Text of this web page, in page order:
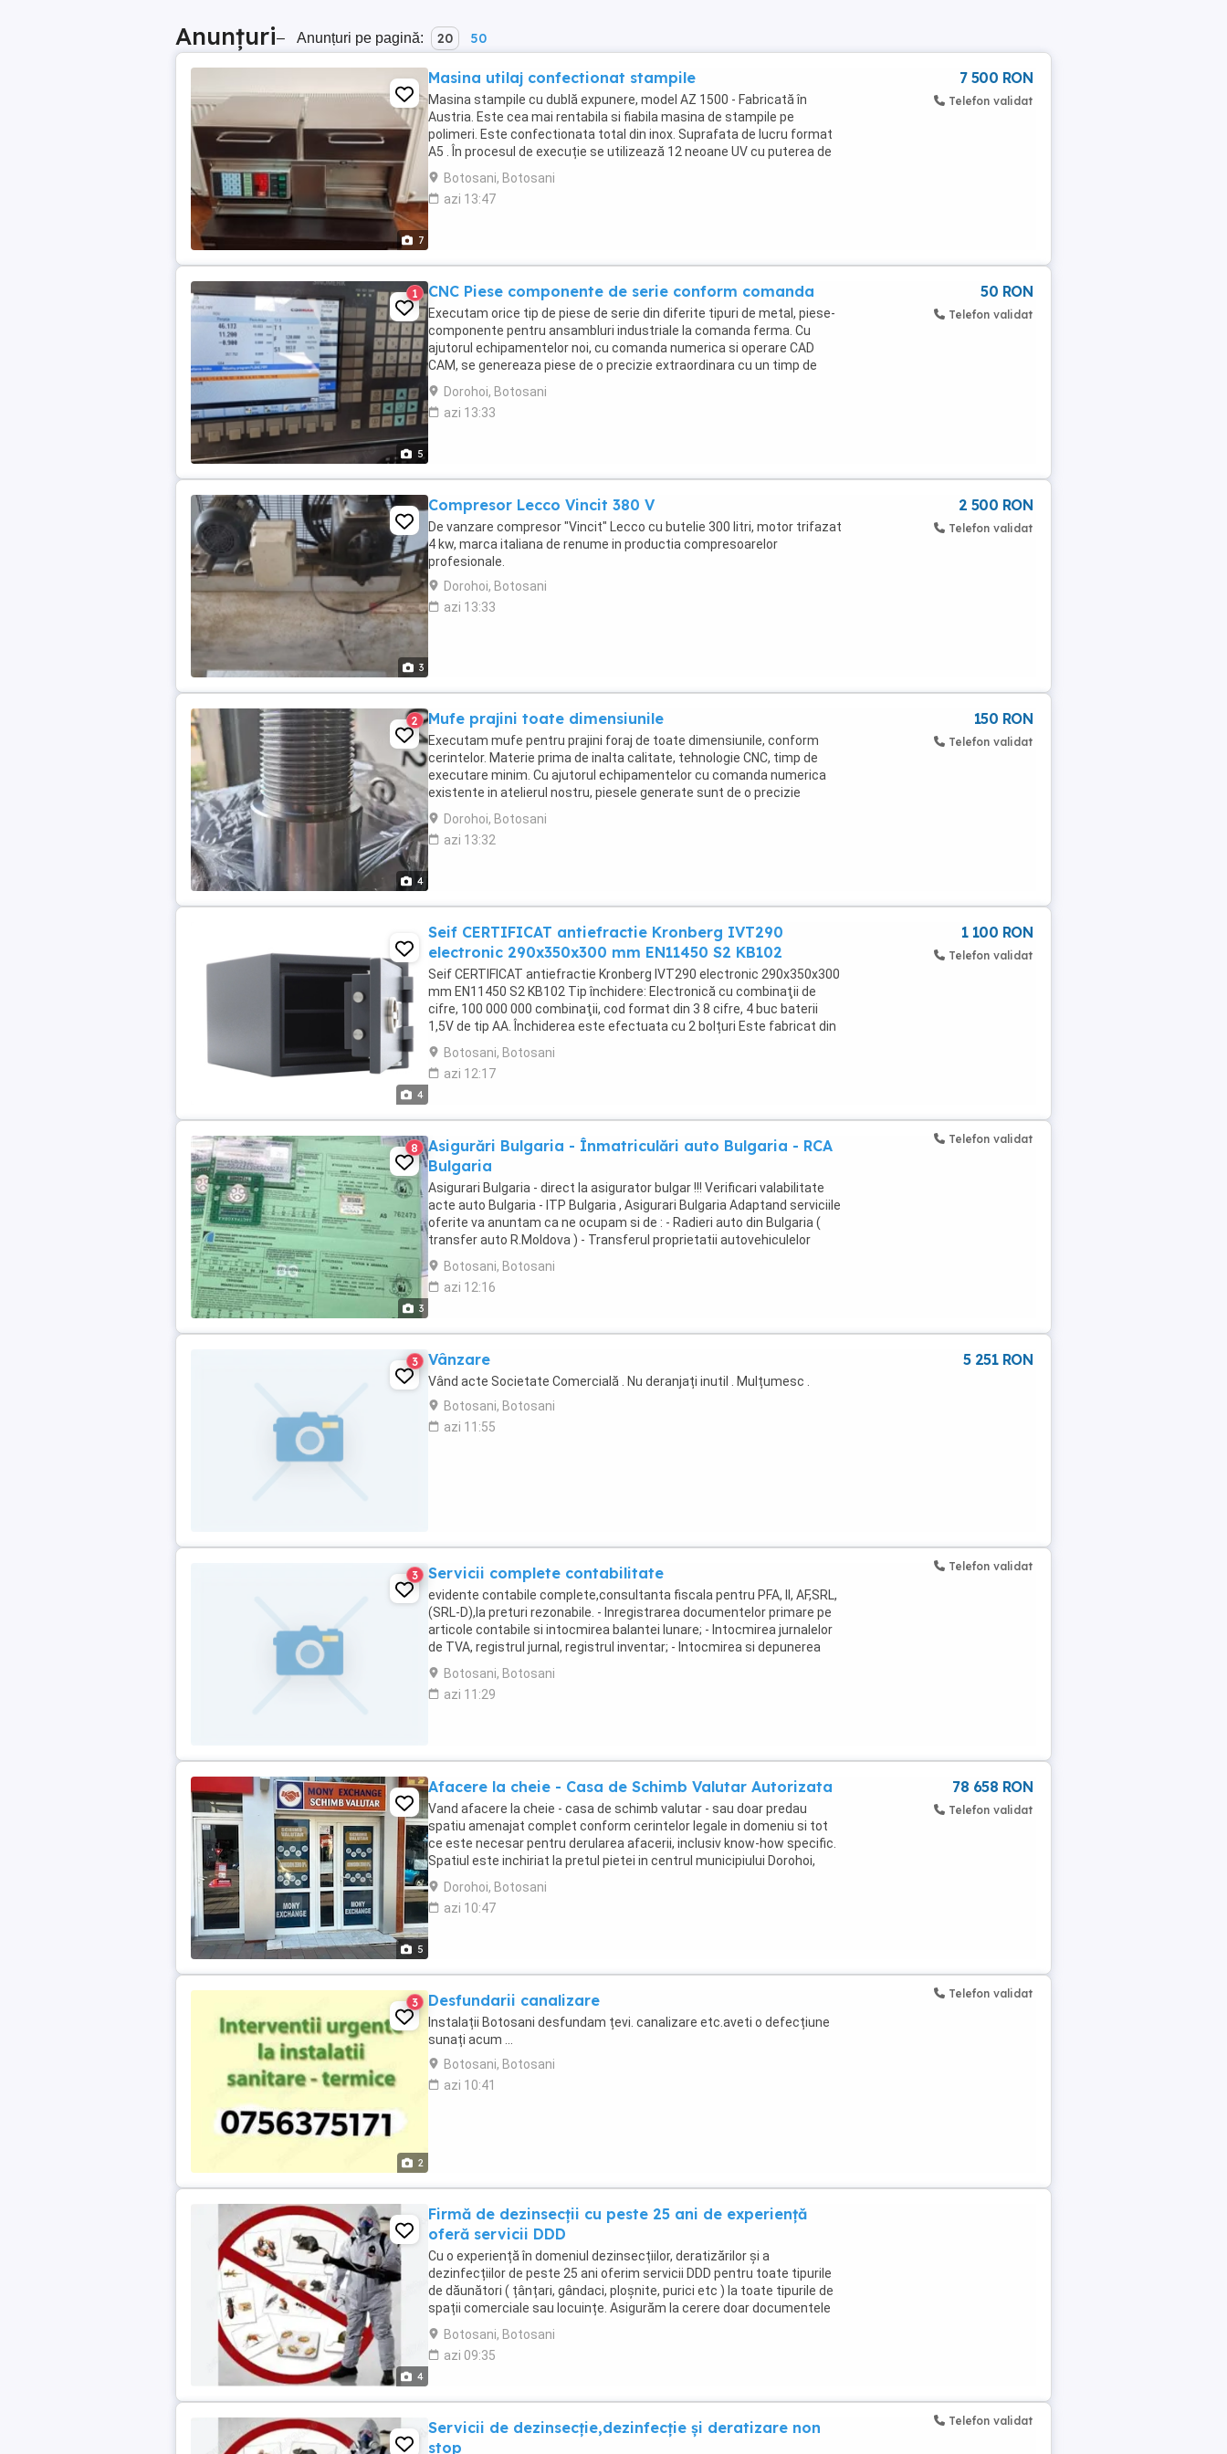
Anunțuri– Anunțuri pe pagină: 20 50
7
Masina utilaj confectionat stampile
Masina stampile cu dublă expunere, model AZ 1500 - Fabricată în
Austria. Este cea mai rentabila si fiabila masina de stampile pe
polimeri. Este confectionata total din inox. Suprafata de lucru format
A5 . În procesul de execuție se utilizează 12 neoane UV cu puterea de
11w fiecare. Timpul pentru executia ...
Botosani, Botosani
azi 13:47
7 500 RON
Telefon validat
5
1 CNC Piese componente de serie conform comanda
Executam orice tip de piese de serie din diferite tipuri de metal, piese-
componente pentru ansambluri industriale la comanda ferma. Cu
ajutorul echipamentelor noi, cu comanda numerica si operare CAD
CAM, se genereaza piese de o precizie extraordinara cu un timp de
executie extrem de scazut. Atelierul ...
Dorohoi, Botosani
azi 13:33
50 RON
Telefon validat
3
Compresor Lecco Vincit 380 V
De vanzare compresor "Vincit" Lecco cu butelie 300 litri, motor trifazat
4 kw, marca italiana de renume in productia compresoarelor
profesionale.
Dorohoi, Botosani
azi 13:33
2 500 RON
Telefon validat
4
2 Mufe prajini toate dimensiunile
Executam mufe pentru prajini foraj de toate dimensiunile, conform
cerintelor. Materie prima de inalta calitate, tehnologie CNC, timp de
executare minim. Cu ajutorul echipamentelor cu comanda numerica
existente in atelierul nostru, piesele generate sunt de o precizie
maxima. Documente fiscale si garantie ...
Dorohoi, Botosani
azi 13:32
150 RON
Telefon validat
4
Seif CERTIFICAT antiefractie Kronberg IVT290
electronic 290x350x300 mm EN11450 S2 KB102
Seif CERTIFICAT antiefractie Kronberg IVT290 electronic 290x350x300
mm EN11450 S2 KB102 Tip închidere: Electronică cu combinaţii de
cifre, 100 000 000 combinaţii, cod format din 3 8 cifre, 4 buc baterii
1,5V de tip AA. Închiderea este efectuata cu 2 bolțuri Este fabricat din
oțel. Corp cu perete ...
Botosani, Botosani
azi 12:17
1 100 RON
Telefon validat
3
8
Asigurări Bulgaria - Înmatriculări auto Bulgaria - RCA
Bulgaria
Asigurari Bulgaria - direct la asigurator bulgar !!! Verificari valabilitate
acte auto Bulgaria - ITP Bulgaria , Asigurari Bulgaria Adaptand serviciile
oferite va anuntam ca ne ocupam si de : - Radieri auto din Bulgaria (
transfer auto R.Moldova ) - Transferul proprietatii autovehiculelor
inmatriculate ...
Botosani, Botosani
azi 12:16
Telefon validat
3 Vânzare
Vând acte Societate Comercială . Nu deranjați inutil . Mulțumesc .
Botosani, Botosani
azi 11:55
5 251 RON
3 Servicii complete contabilitate
evidente contabile complete,consultanta fiscala pentru PFA, II, AF,SRL,
(SRL-D),la preturi rezonabile. - Inregistrarea documentelor primare pe
articole contabile si intocmirea balantei lunare; - Intocmirea jurnalelor
de TVA, registrul jurnal, registrul inventar; - Intocmirea si depunerea
declaratiilor ...
Botosani, Botosani
azi 11:29
Telefon validat
5
Afacere la cheie - Casa de Schimb Valutar Autorizata
Vand afacere la cheie - casa de schimb valutar - sau doar predau
spatiu amenajat complet conform cerintelor legale in domeniu si tot
ce este necesar pentru derularea afacerii, inclusiv know-how specific.
Spatiul este inchiriat la pretul pietei in centrul municipiului Dorohoi,
zona 0, cel mai bun vad ...
Dorohoi, Botosani
azi 10:47
78 658 RON
Telefon validat
2
3 Desfundarii canalizare
Instalații Botosani desfundam țevi. canalizare etc.aveti o defecțiune
sunați acum ...
Botosani, Botosani
azi 10:41
Telefon validat
4
Firmă de dezinsecții cu peste 25 ani de experiență
oferă servicii DDD
Cu o experiență în domeniul dezinsecțiilor, deratizărilor și a
dezinfecțiilor de peste 25 ani oferim servicii DDD pentru toate tipurile
de dăunători ( țânțari, gândaci, ploșnite, purici etc ) la toate tipurile de
spații comerciale sau locuințe. Asigurăm la cerere doar documentele
necesare. Prețurile ...
Botosani, Botosani
azi 09:35
Servicii de dezinsecție,dezinfecție și deratizare non
stop
Telefon validat